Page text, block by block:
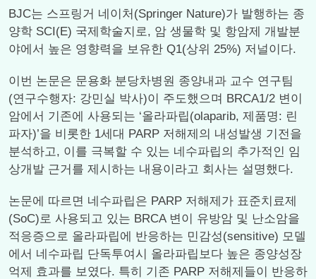
BJC는 스프링거 네이처(Springer Nature)가 발행하는 종
양학 SCI(E) 국제학술지로, 암 생물학 및 항암제 개발분
야에서 높은 영향력을 보유한 Q1(상위 25%) 저널이다.
이번 논문은 문용화 분당차병원 종양내과 교수 연구팀
(연구수행자: 강민실 박사)이 주도했으며 BRCA1/2 변이
암에서 기존에 사용되는 ‘올라파립(olaparib, 제품명: 린
파자)’을 비롯한 1세대 PARP 저해제의 내성발생 기전을
분석하고, 이를 극복할 수 있는 네수파립의 추가적인 임
상개발 근거를 제시하는 내용이라고 회사는 설명했다.
논문에 따르면 네수파립은 PARP 저해제가 표준치료제
(SoC)로 사용되고 있는 BRCA 변이 유방암 및 난소암을
적응증으로 올라파립에 반응하는 민감성(sensitive) 모델
에서 네수파립 단독투여시 올라파립보다 높은 종양성장
억제 효과를 보였다. 특히 기존 PARP 저해제들이 반응하